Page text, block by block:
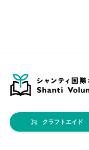
クラフトエイド